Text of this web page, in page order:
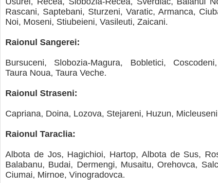
Rascani, Saptebani, Sturzeni, Varatic, Armanca,
Noi, Moseni, Stiubeieni, Vasileuti, Zaicani.
Raionul Sangerei:
Bursuceni, Slobozia-Magura, Bobletici,
Taura Noua, Taura Veche.
Raionul Straseni:
Capriana, Doina, Lozova, Stejareni, Huzun,
Raionul Taraclia:
Albota de Jos, Hagichioi, Hartop, Albota de Sus,
Balabanu, Budai, Dermengi, Musaitu, Orehovca,
Ciumai, Mirnoe, Vinogradovca.